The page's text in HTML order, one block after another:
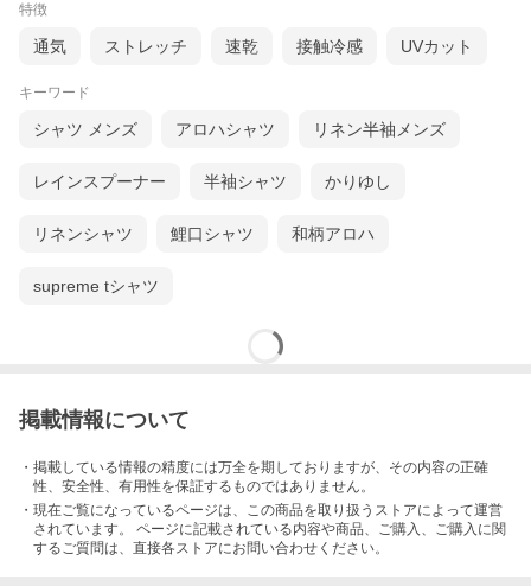
た、日本初のミリタリーウェアブランドで、ジャパンアメカジの
老舗『Houston（ヒューストン）』より、
着込むほどに風合いが増す
素材には、ハリとコシのある厚手で重厚なビエラ生地
が使用さ
れ、アメカジ好きにはたまらない質感に仕上がっています！
特徴
通気 ストレッチ 速乾 接触冷感 UVカット
キーワード
シャツ メンズ アロハシャツ リネン半袖メンズ
レインスプーナー 半袖シャツ かりゆし
リネンシャツ 鯉口シャツ 和柄アロハ
supreme tシャツ
掲載情報について
・掲載している情報の精度には万全を期しておりますが、その内容の正確
性、安全性、有用性を保証するものではありません。
・現在ご覧になっているページは、この商品を取り扱うストアによって運営
されています。 ページに記載されている内容や商品、ご購入 、ご購入に関
するご質問は、直接各ストアにお問い合わせください。